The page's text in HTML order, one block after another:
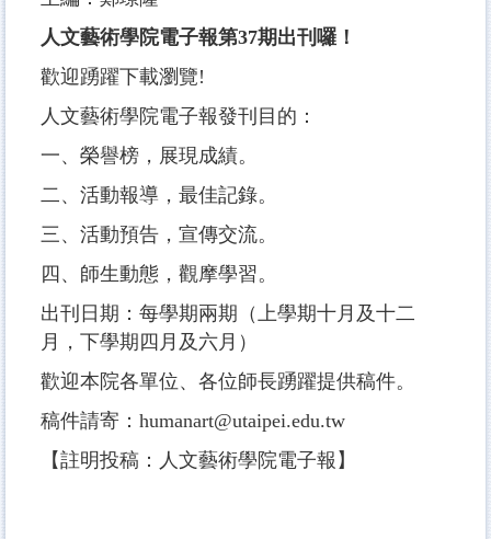
人文藝術學院電子報第37期出刊囉！
歡迎踴躍下載瀏覽!
人文藝術學院電子報發刊目的：
一、榮譽榜，展現成績。
二、活動報導，最佳記錄。
三、活動預告，宣傳交流。
四、師生動態，觀摩學習。
出刊日期：每學期兩期（上學期十月及十二
月，下學期四月及六月）
歡迎本院各單位、各位師長踴躍提供稿件。
稿件請寄：humanart@utaipei.edu.tw
【註明投稿：人文藝術學院電子報】